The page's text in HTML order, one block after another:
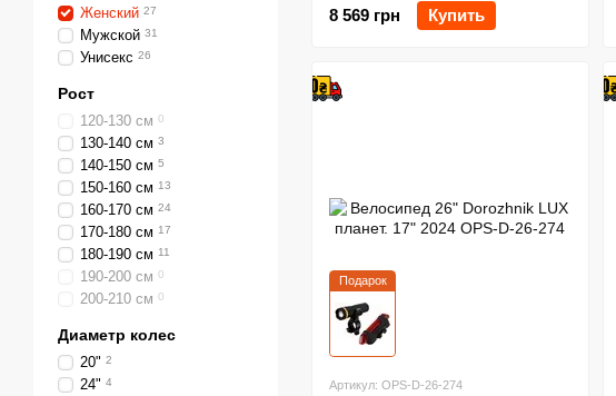
8 569 грн
Купить
Подарок
Артикул: OPS-D-26-274
Женский 27
Мужской 31
Унисекс 26
Рост
120-130 см 0
130-140 см 3
140-150 см 5
150-160 см 13
160-170 см 24
170-180 см 17
180-190 см 11
190-200 см 0
200-210 см 0
Диаметр колес
20" 2
24" 4